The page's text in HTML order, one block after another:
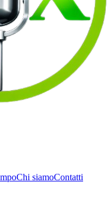
Chi siamoContatti